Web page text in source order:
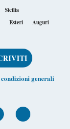
Sicilia
Esteri Auguri
condizioni generali